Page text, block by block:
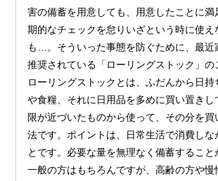
害の備蓄を用意しても、用意したことに満
期的なチェックを怠りいざという時に使え
も…。そういった事態を防ぐために、最近
推奨されている「ローリングストック」の
ローリングストックとは、ふだんから日持
や食糧、それに日用品を多めに買い置きし
限が近づいたものから使って、その分を
法です。ポイントは、日常生活で消費しな
とです。必要な量を無理なく備蓄すること
一般の方はもちろんですが、高齢の方や慢